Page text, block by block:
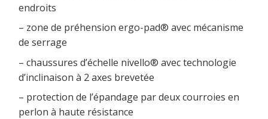
endroits
– zone de préhension ergo-pad® avec mécanisme
de serrage
– chaussures d’échelle nivello® avec technologie
d’inclinaison à 2 axes brevetée
– protection de l’épandage par deux courroies en
perlon à haute résistance